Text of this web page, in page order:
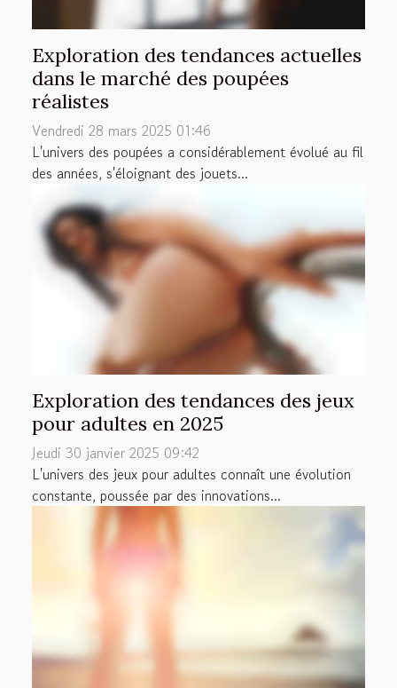
Exploration des tendances actuelles
dans le marché des poupées
réalistes
Vendredi 28 mars 2025 01:46
L'univers des poupées a considérablement évolué au fil
des années, s'éloignant des jouets...
Exploration des tendances des jeux
pour adultes en 2025
Jeudi 30 janvier 2025 09:42
L'univers des jeux pour adultes connaît une évolution
constante, poussée par des innovations...